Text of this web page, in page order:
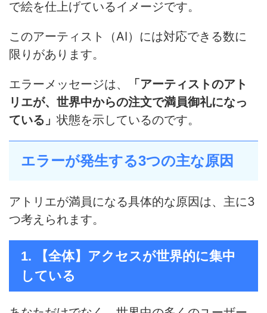
で絵を仕上げているイメージです。
このアーティスト（AI）には対応できる数に
限りがあります。
エラーメッセージは、
「アーティストのアト
リエが、世界中からの注文で満員御礼になっ
ている」状態を示しているのです。
エラーが発生する3つの主な原因
アトリエが満員になる具体的な原因は、主に3
つ考えられます。
1. 【全体】アクセスが世界的に集中
している